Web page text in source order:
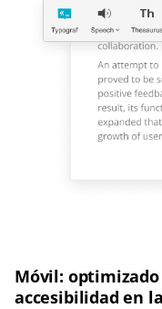
Móvil:
accesibilidad en